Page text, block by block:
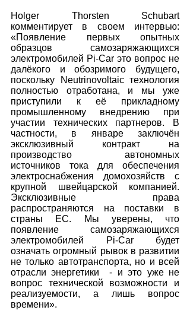
Holger Thorsten Schubart
комментирует в своем интервью:
«Появление первых опытных
образцов самозаряжающихся
электромобилей Pi-Car это вопрос не
далёкого и обозримого будущего,
поскольку Neutrinovoltaic технология
полностью отработана, и мы уже
приступили к её прикладному
промышленному внедрению при
участии технических партнеров. В
частности, в январе заключён
эксклюзивный контракт на
производство автономных
источников тока для обеспечения
электроснабжения домохозяйств с
крупной швейцарской компанией.
Эксклюзивные права
распространяются на поставки в
страны ЕС. Мы уверены, что
появление самозаряжающихся
электромобилей Pi-Car будет
означать огромный рывок в развитии
не только автотранспорта, но и всей
отрасли энергетики  - и это уже не
вопрос технической возможности и
реализуемости, а лишь вопрос
времени».